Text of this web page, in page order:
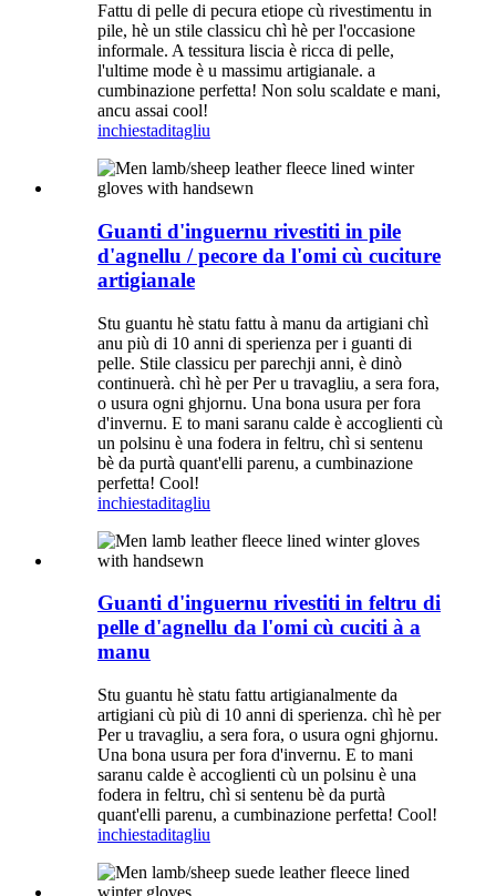
Fattu di pelle di pecura etiope cù rivestimentu in
pile, hè un stile classicu chì hè per l'occasione
informale. A tessitura liscia è ricca di pelle,
l'ultime mode è u massimu artigianale. a
cumbinazione perfetta! Non solu scaldate e mani,
ancu assai cool!
inchiestaditagliu
Guanti d'inguernu rivestiti in pile
d'agnellu / pecore da l'omi cù cuciture
artigianale
Stu guantu hè statu fattu à manu da artigiani chì
anu più di 10 anni di sperienza per i guanti di
pelle. Stile classicu per parechji anni, è dinò
continuerà. chì hè per Per u travagliu, a sera fora,
o usura ogni ghjornu. Una bona usura per fora
d'invernu. E to mani saranu calde è accoglienti cù
un polsinu è una fodera in feltru, chì si sentenu
bè da purtà quant'elli parenu, a cumbinazione
perfetta! Cool!
inchiestaditagliu
Guanti d'inguernu rivestiti in feltru di
pelle d'agnellu da l'omi cù cuciti à a
manu
Stu guantu hè statu fattu artigianalmente da
artigiani cù più di 10 anni di sperienza. chì hè per
Per u travagliu, a sera fora, o usura ogni ghjornu.
Una bona usura per fora d'invernu. E to mani
saranu calde è accoglienti cù un polsinu è una
fodera in feltru, chì si sentenu bè da purtà
quant'elli parenu, a cumbinazione perfetta! Cool!
inchiestaditagliu